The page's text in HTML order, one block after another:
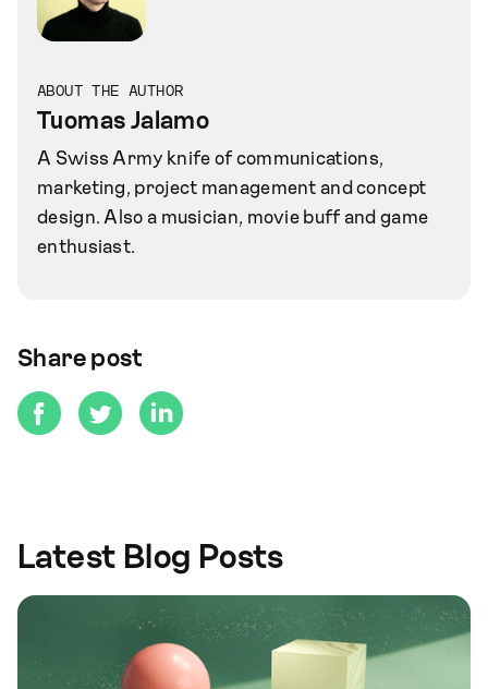
A Swiss Army knife of communications,
marketing, project management and concept
design. Also a musician, movie buff and game
enthusiast.
ABOUT THE AUTHOR
Tuomas Jalamo
Share post
Latest Blog Posts